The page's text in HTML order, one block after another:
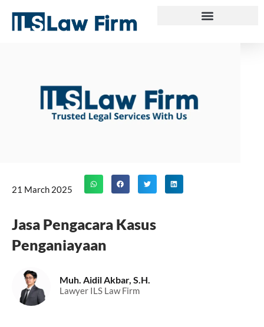
content
21 March 2025
Jasa Pengacara Kasus
Penganiayaan
Muh. Aidil Akbar, S.H.
Lawyer ILS Law Firm